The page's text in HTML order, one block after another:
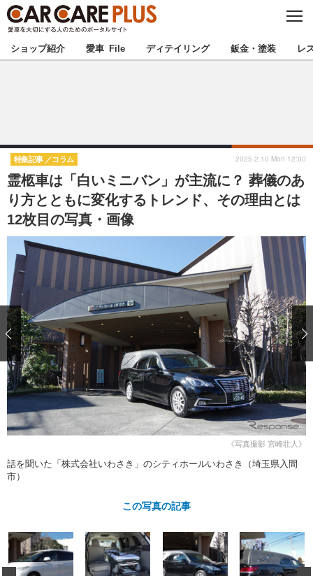
C
S
E
★カーケアプラス認定★ 厳選プロショップを地域から探す
甲信越 北陸
東海 関西
中国
九州 沖縄
注目の記事
ショップレポート 愛車 File
自動車豆知識 ストップ！不具合修理＆粗悪修理
鈑金・塗装
ディテイリング
ディテイリング 洗車
ヘッドライト磨き コーティング
フィルム・ラッピング
鈑金・塗装
小キズ直し 防錆
特集記事
ストップ 不具合修理＆粗悪修理
カーメーカー「旧車」関連プロジェ
クト
ショップ紹介
ショップレポート プロショップ検索
レストア
カーメーカー「旧車」関連プロジ
コラム
イベント
ショップ紹介 愛車 File ディテイリング 鈑金・塗装 レ
霊柩車は「白いミニバン」が主流に？ 葬儀のあ
り方とともに変化するトレンド、その理由とは
12枚目の写真・画像
特集記事 コラム 2025.2.10 Mon 12:00
《写真撮影 宮崎壮人》
話を聞いた「株式会社いわさき」のシティホールいわさき（埼玉県入間
市）
この写真の記事